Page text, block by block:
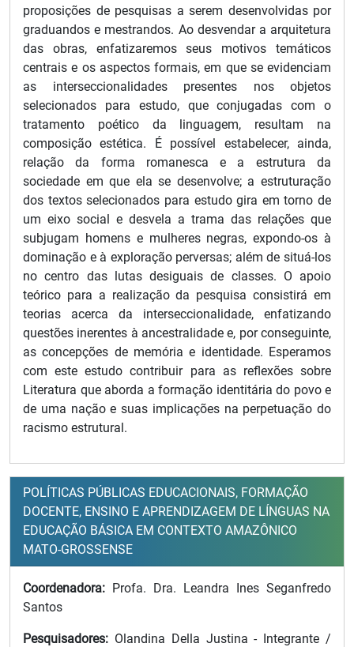
proposições de pesquisas a serem desenvolvidas por
graduandos e mestrandos. Ao desvendar a arquitetura
das obras, enfatizaremos seus motivos temáticos
centrais e os aspectos formais, em que se evidenciam
as interseccionalidades presentes nos objetos
selecionados para estudo, que conjugadas com o
tratamento poético da linguagem, resultam na
composição estética. É possível estabelecer, ainda,
relação da forma romanesca e a estrutura da
sociedade em que ela se desenvolve; a estruturação
dos textos selecionados para estudo gira em torno de
um eixo social e desvela a trama das relações que
subjugam homens e mulheres negras, expondo-os à
dominação e à exploração perversas; além de situá-los
no centro das lutas desiguais de classes. O apoio
teórico para a realização da pesquisa consistirá em
teorias acerca da interseccionalidade, enfatizando
questões inerentes à ancestralidade e, por conseguinte,
as concepções de memória e identidade. Esperamos
com este estudo contribuir para as reflexões sobre
Literatura que aborda a formação identitária do povo e
de uma nação e suas implicações na perpetuação do
racismo estrutural.
POLÍTICAS PÚBLICAS EDUCACIONAIS, FORMAÇÃO
DOCENTE, ENSINO E APRENDIZAGEM DE LÍNGUAS NA
EDUCAÇÃO BÁSICA EM CONTEXTO AMAZÔNICO
MATO-GROSSENSE
Coordenadora: Profa. Dra. Leandra Ines Seganfredo
Santos
Pesquisadores: Olandina Della Justina - Integrante /